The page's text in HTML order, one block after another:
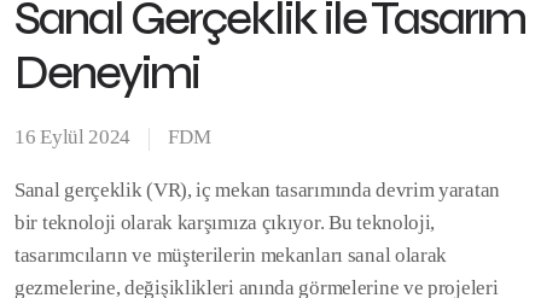
Sanal Gerçeklik ile Tasarım
Deneyimi
16 Eylül 2024 FDM
Sanal gerçeklik (VR), iç mekan tasarımında devrim yaratan
bir teknoloji olarak karşımıza çıkıyor. Bu teknoloji,
tasarımcıların ve müşterilerin mekanları sanal olarak
gezmelerine, değişiklikleri anında görmelerine ve projeleri